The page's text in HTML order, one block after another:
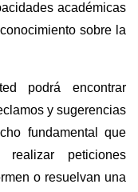
académicas
sobre la
podrá encontrar
y sugerencias
fundamental que
peticiones
o resuelvan una